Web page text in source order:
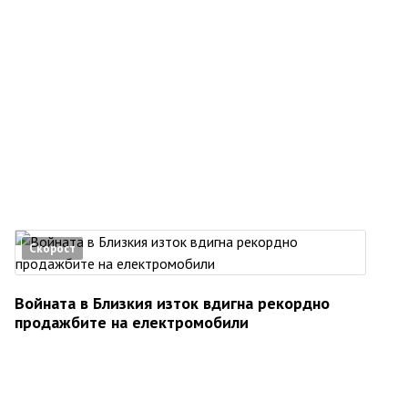
Скорост
Войната в Близкия изток вдигна рекордно
продажбите на електромобили